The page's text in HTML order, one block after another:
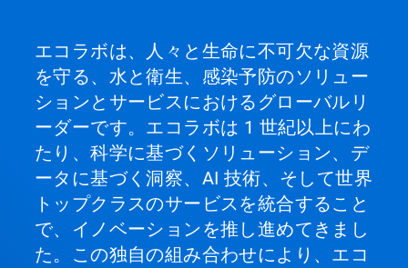
エコラボは、人々と生命に不可欠な資源
を守る、水と衛生、感染予防のソリュー
ションとサービスにおけるグローバルリ
ーダーです。エコラボは 1 世紀以上にわ
たり、科学に基づくソリューション、デ
ータに基づく洞察、AI 技術、そして世界
トップクラスのサービスを統合すること
で、イノベーションを推し進めてきまし
た。この独自の組み合わせにより、エコ